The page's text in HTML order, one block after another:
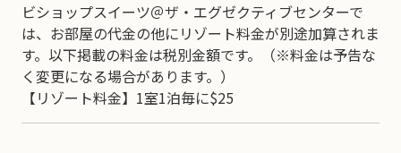
ビショップスイーツ＠ザ・エグゼクティブセンターで
は、お部屋の代金の他にリゾート料金が別途加算されま
す。以下掲載の料金は税別金額です。（※料金は予告な
く変更になる場合があります。）
【リゾート料金】1室1泊毎に$25